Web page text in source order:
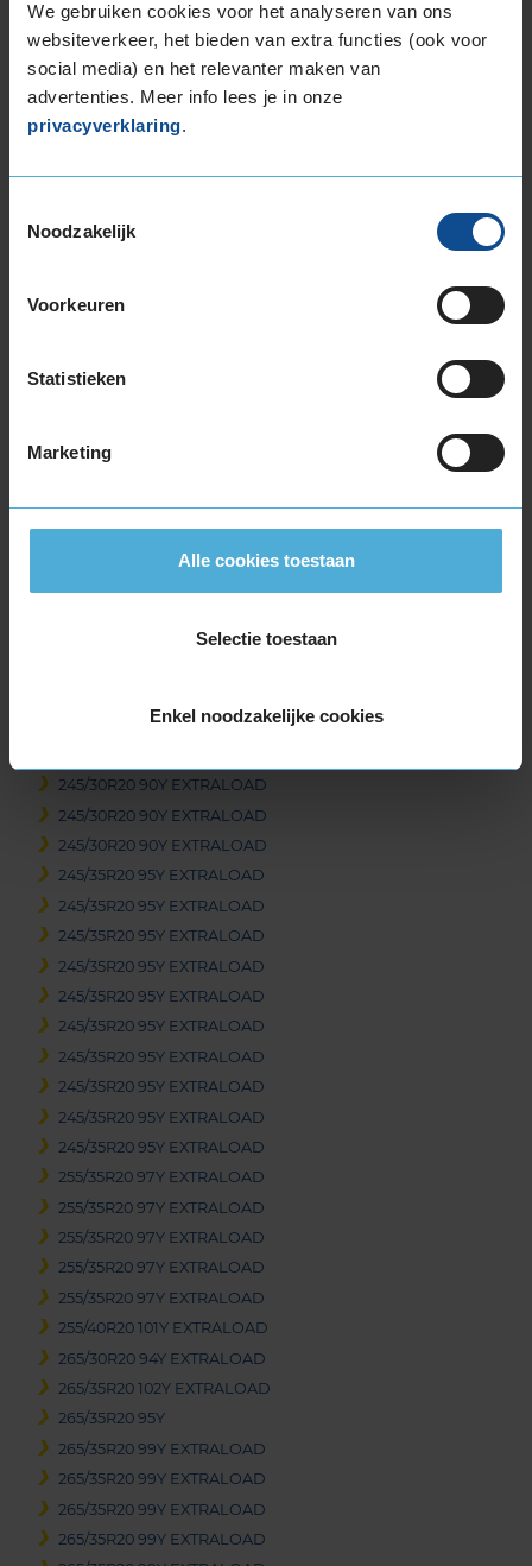
We gebruiken cookies voor het analyseren van ons
websiteverkeer, het bieden van extra functies (ook voor
social media) en het relevanter maken van
advertenties. Meer info lees je in onze
privacyverklaring.
Noodzakelijk
Voorkeuren
Statistieken
Marketing
Alle cookies toestaan
Selectie toestaan
Enkel noodzakelijke cookies
265/35R19 98Y EXTRALOAD
265/35R19 98Y EXTRALOAD
265/35R19 98Y EXTRALOAD
265/35R19 98Y EXTRALOAD
265/35R19 98Y EXTRALOAD
265/40R19 102Y EXTRALOAD
285/35R19 103Y EXTRALOAD
285/35R19 103Y EXTRALOAD
295/30R19 100Y EXTRALOAD
305/30R19 102Y EXTRALOAD
305/30R19 102Y EXTRALOAD
305/30R19 102Y EXTRALOAD
20-inch banden
245/30R20 90Y EXTRALOAD
245/30R20 90Y EXTRALOAD
245/30R20 90Y EXTRALOAD
245/35R20 95Y EXTRALOAD
245/35R20 95Y EXTRALOAD
245/35R20 95Y EXTRALOAD
245/35R20 95Y EXTRALOAD
245/35R20 95Y EXTRALOAD
245/35R20 95Y EXTRALOAD
245/35R20 95Y EXTRALOAD
245/35R20 95Y EXTRALOAD
245/35R20 95Y EXTRALOAD
245/35R20 95Y EXTRALOAD
255/35R20 97Y EXTRALOAD
255/35R20 97Y EXTRALOAD
255/35R20 97Y EXTRALOAD
255/35R20 97Y EXTRALOAD
255/35R20 97Y EXTRALOAD
255/40R20 101Y EXTRALOAD
265/30R20 94Y EXTRALOAD
265/35R20 102Y EXTRALOAD
265/35R20 95Y
265/35R20 99Y EXTRALOAD
265/35R20 99Y EXTRALOAD
265/35R20 99Y EXTRALOAD
265/35R20 99Y EXTRALOAD